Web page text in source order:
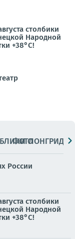
столбики
Народной
+38°C!
ФОТОЛОНГРИДЫ
России
столбики
Народной
+38°C!